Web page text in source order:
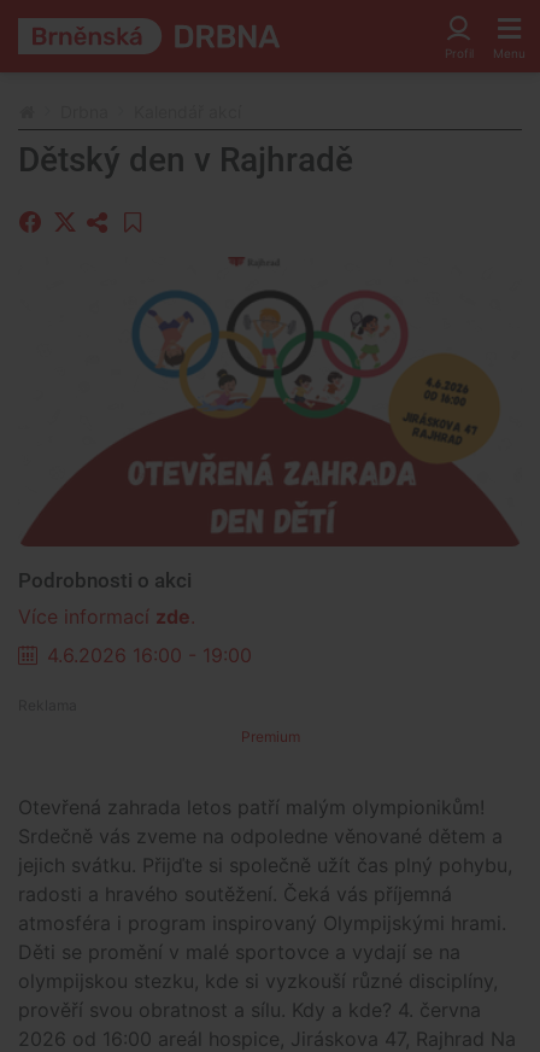
Dětský den v Rajhradě
Podrobnosti o akci
Více informací zde.
4.6.2026 16:00 - 19:00
Premium
Otevřená zahrada letos patří malým olympionikům!
Srdečně vás zveme na odpoledne věnované dětem a
jejich svátku. Přijďte si společně užít čas plný pohybu,
radosti a hravého soutěžení. Čeká vás příjemná
atmosféra i program inspirovaný Olympijskými hrami.
Děti se promění v malé sportovce a vydají se na
olympijskou stezku, kde si vyzkouší různé disciplíny,
prověří svou obratnost a sílu. Kdy a kde? 4. června
2026 od 16:00 areál hospice, Jiráskova 47, Rajhrad Na